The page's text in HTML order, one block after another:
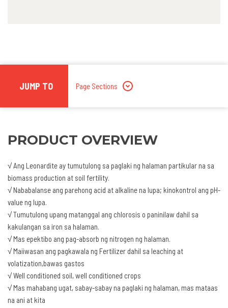
JUMP TO Page Sections
PRODUCT OVERVIEW
√ Ang Leonardite ay tumutulong sa paglaki ng halaman partikular na sa
biomass production at soil fertility.
√ Nababalanse ang parehong acid at alkaline na lupa; kinokontrol ang pH-
value ng lupa.
√ Tumutulong upang matanggal ang chlorosis o paninilaw dahil sa
kakulangan sa iron sa halaman.
√ Mas epektibo ang pag-absorb ng nitrogen ng halaman.
√ Maiiwasan ang pagkawala ng Fertilizer dahil sa leaching at
volatization,bawas gastos
√ Well conditioned soil, well conditioned crops
√ Mas mahabang ugat, sabay-sabay na paglaki ng halaman, mas mataas
na ani at kita